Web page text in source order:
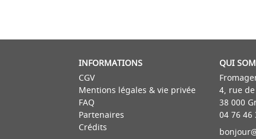
INFORMATIONS
CGV
Mentions légales & vie privée
FAQ
Partenaires
Crédits
QUI
4, rue
38 000
04 76 46